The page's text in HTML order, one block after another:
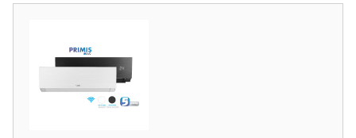
Centro de Formação
Gabinete de Engenharia
Armazém e Logística